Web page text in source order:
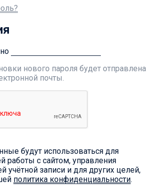
нового пароля будет отправлена
почты.
будут использоваться для
работы с сайтом, управления
учётной записи и для других целей,
политика конфиденциальности.